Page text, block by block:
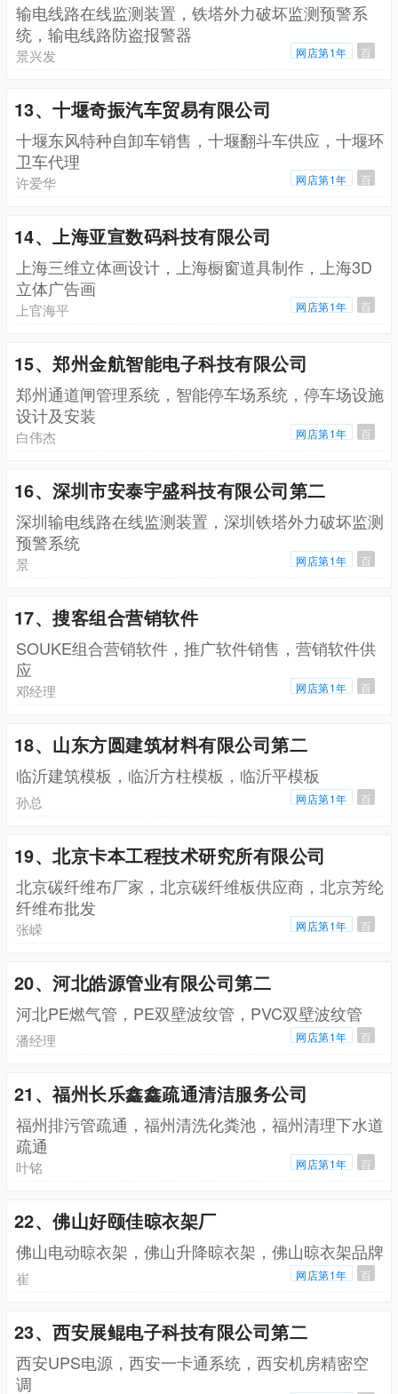
输电线路在线监测装置，铁塔外力破坏监测预警系
统，输电线路防盗报警器
景兴发 网店第1年 百
13、十堰奇振汽车贸易有限公司
十堰东风特种自卸车销售，十堰翻斗车供应，十堰环
卫车代理
许爱华 网店第1年 百
14、上海亚宣数码科技有限公司
上海三维立体画设计，上海橱窗道具制作，上海3D
立体广告画
上官海平 网店第1年 百
15、郑州金航智能电子科技有限公司
郑州通道闸管理系统，智能停车场系统，停车场设施
设计及安装
白伟杰 网店第1年 百
16、深圳市安泰宇盛科技有限公司第二
深圳输电线路在线监测装置，深圳铁塔外力破坏监测
预警系统
景 网店第1年 百
17、搜客组合营销软件
SOUKE组合营销软件，推广软件销售，营销软件供
应
邓经理 网店第1年 百
18、山东方圆建筑材料有限公司第二
临沂建筑模板，临沂方柱模板，临沂平模板
孙总 网店第1年 百
19、北京卡本工程技术研究所有限公司
北京碳纤维布厂家，北京碳纤维板供应商，北京芳纶
纤维布批发
张嵘 网店第1年 百
20、河北皓源管业有限公司第二
河北PE燃气管，PE双壁波纹管，PVC双壁波纹管
潘经理 网店第1年 百
21、福州长乐鑫鑫疏通清洁服务公司
福州排污管疏通，福州清洗化粪池，福州清理下水道
疏通
叶铭 网店第1年 百
22、佛山好颐佳晾衣架厂
佛山电动晾衣架，佛山升降晾衣架，佛山晾衣架品牌
崔 网店第1年 百
23、西安展鲲电子科技有限公司第二
西安UPS电源，西安一卡通系统，西安机房精密空
调